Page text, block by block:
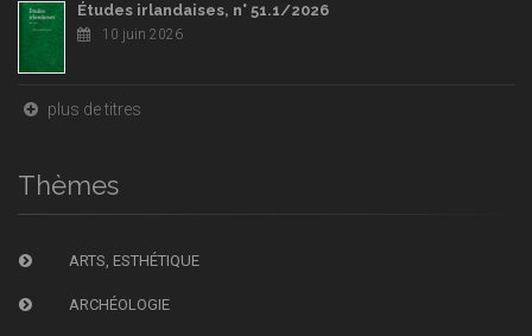
Études irlandaises, n° 51.1/2026
10 juin 2026
plus de titres
Thèmes
ARTS, ESTHÉTIQUE
ARCHÉOLOGIE